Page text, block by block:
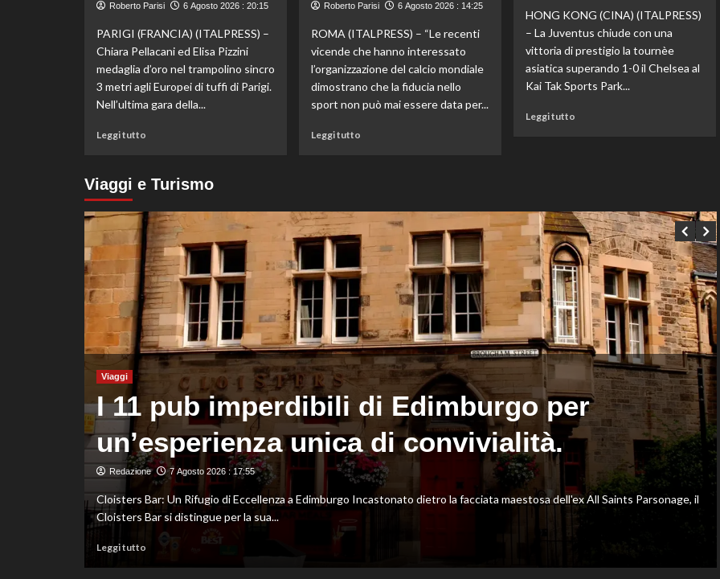
Europei
fondo,
oro
a
Gose.
Paltrinieri
nella
Bollini
Oriali
torna
team
manager,
Bonucci
Montreal,
Shang
battuto
in
tre
Roberto Parisi 6 Agosto 2026 : 20:15
PARIGI (FRANCIA) (ITALPRESS) –
Chiara Pellacani ed Elisa Pizzini
medaglia d’oro nel trampolino sincro
3 metri agli Europei di tuffi di Parigi.
Nell’ultima gara della...
Leggi tuttoLeggi
su
Storico
en
plein
Pellacani
agli
Europei
di
tuffi,
il
quinto
oro
sincro
con
Pizzini
Roberto Parisi 6 Agosto 2026 : 14:25
ROMA (ITALPRESS) – “Le recenti
vicende che hanno interessato
l’organizzazione del calcio mondiale
dimostrano che la fiducia nello
sport non può mai essere data per...
Leggi tuttoLeggi
Priante
“La
credibilità
del
sistema
passa
da
governance
e
trasparenza”
HONG KONG (CINA) (ITALPRESS)
– La Juventus chiude con una
vittoria di prestigio la tournèe
asiatica superando 1-0 il Chelsea al
Kai Tak Sports Park...
Leggi tutto
il
Chelsea
a
Hong
Kong,
decisivo
Zhegrova
Viaggi e Turismo
Viaggi
I 11 pub imperdibili di Edimburgo per
un’esperienza unica di convivialità.
Redazione 7 Agosto 2026 : 17:55
Cloisters Bar: Un Rifugio di Eccellenza a Edimburgo Incastonato dietro la facciata maestosa dell'ex All Saints Parsonage, il
Cloisters Bar si distingue per la sua...
Leggi tuttoLeggi